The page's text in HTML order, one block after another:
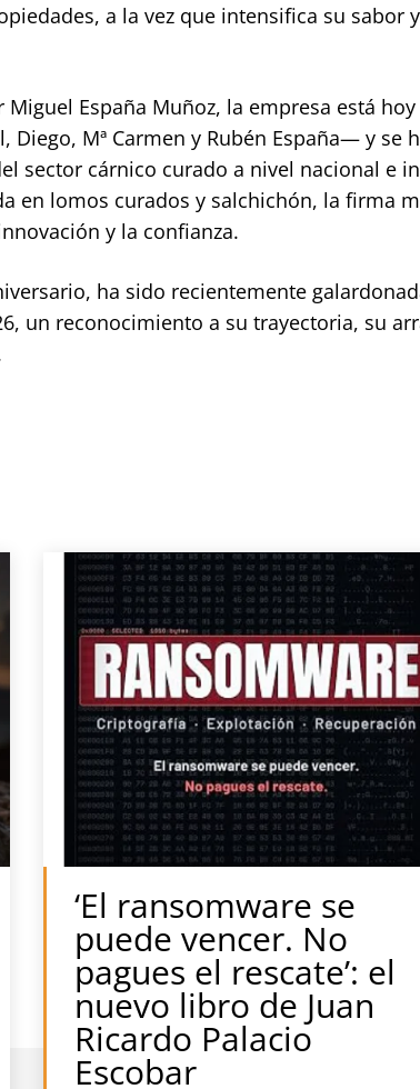
a la vez que intensifica su sabor
España Muñoz, la empresa está
Mª Carmen y Rubén España— y se
sector cárnico curado a nivel nacional e
en lomos curados y salchichón, la firma
y la confianza.
ha sido recientemente
un reconocimiento a su trayectoria, su
‘El ransomware se
puede vencer. No
pagues el rescate’: el
nuevo libro de Juan
Ricardo Palacio
Escobar